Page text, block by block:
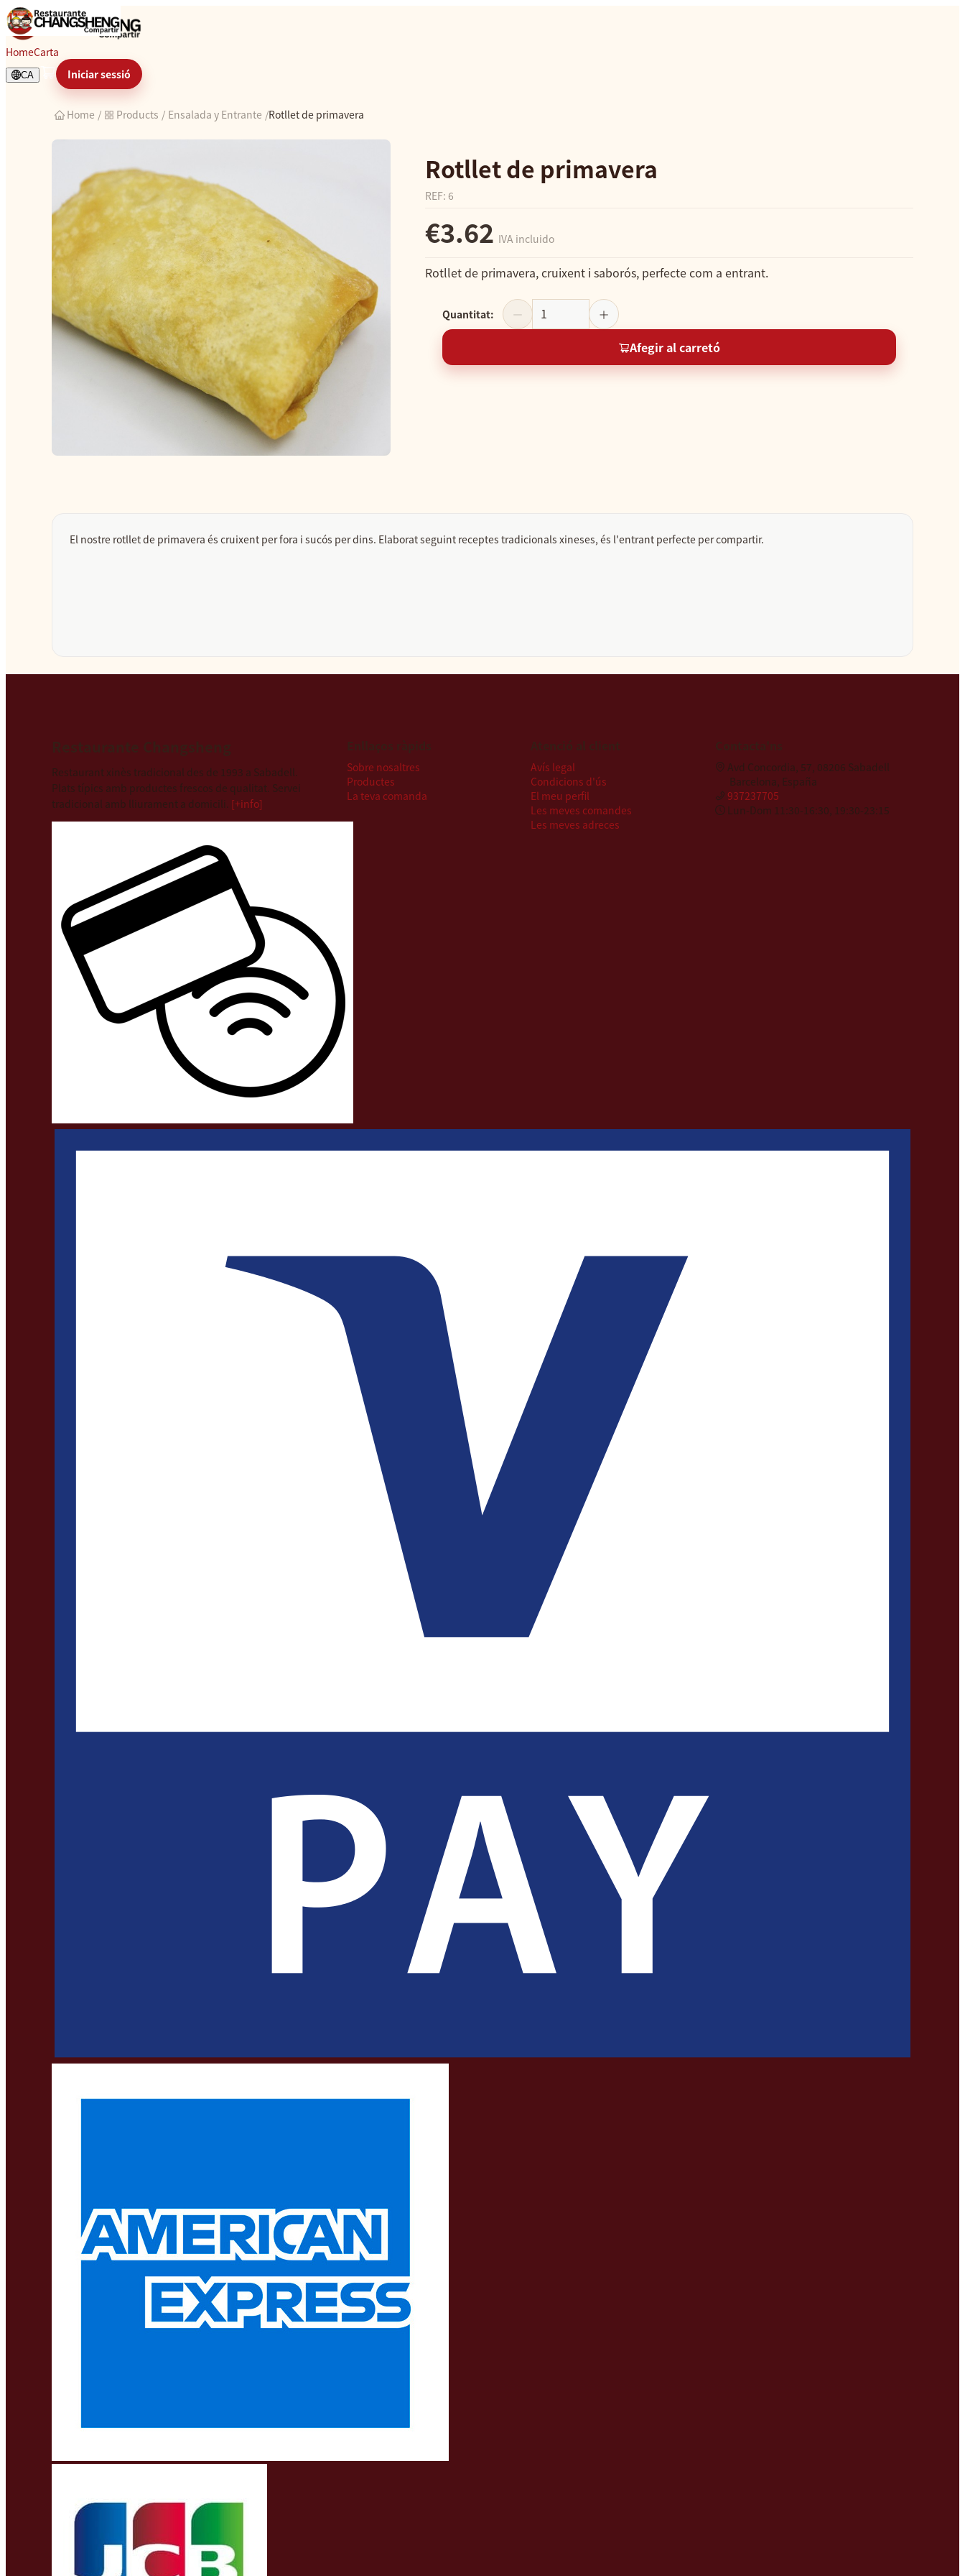
Rotllet de primavera
HomeCarta
CA Iniciar sessió
Home / Products / Ensalada y Entrante /Rotllet de primavera
Rotllet de primavera
REF: 6
€3.62 IVA incluido
Rotllet de primavera, cruixent i saborós, perfecte com a entrant.
Quantitat:
Afegir al carretó
El nostre rotllet de primavera és cruixent per fora i sucós per dins. Elaborat seguint receptes tradicionals xineses, és l'entrant perfecte per compartir.
Restaurant xinès tradicional des de 1993 a Sabadell.
Plats típics amb productes frescos de qualitat. Servei
tradicional amb lliurament a domicili. [+info]
Sobre nosaltres
Productes
La teva comanda
Avís legal
Condicions d'ús
El meu perfil
Les meves comandes
Les meves adreces
Avd Concordia, 57, 08206 Sabadell
Barcelona, España
937237705
Lun-Dom 11:30-16:30, 19:30-23:15